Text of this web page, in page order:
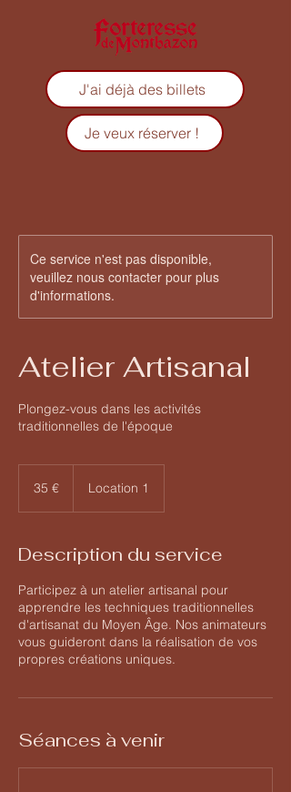
J'ai déjà des billets
Je veux réserver !
Ce service n'est pas disponible,
veuillez nous contacter pour plus
d'informations.
Atelier Artisanal
Plongez-vous dans les activités
traditionnelles de l'époque
35 € Location 1
Description du service
Participez à un atelier artisanal pour
apprendre les techniques traditionnelles
d'artisanat du Moyen Âge. Nos animateurs
vous guideront dans la réalisation de vos
propres créations uniques.
Séances à venir